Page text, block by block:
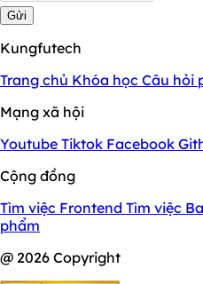
Gửi
Kungfutech
Trang chủ Khóa học Câu hỏi
Mạng xã hội
Youtube Tiktok Facebook
Cộng đồng
Tìm việc Frontend Tìm việc
phẩm
@ 2026 Copyright